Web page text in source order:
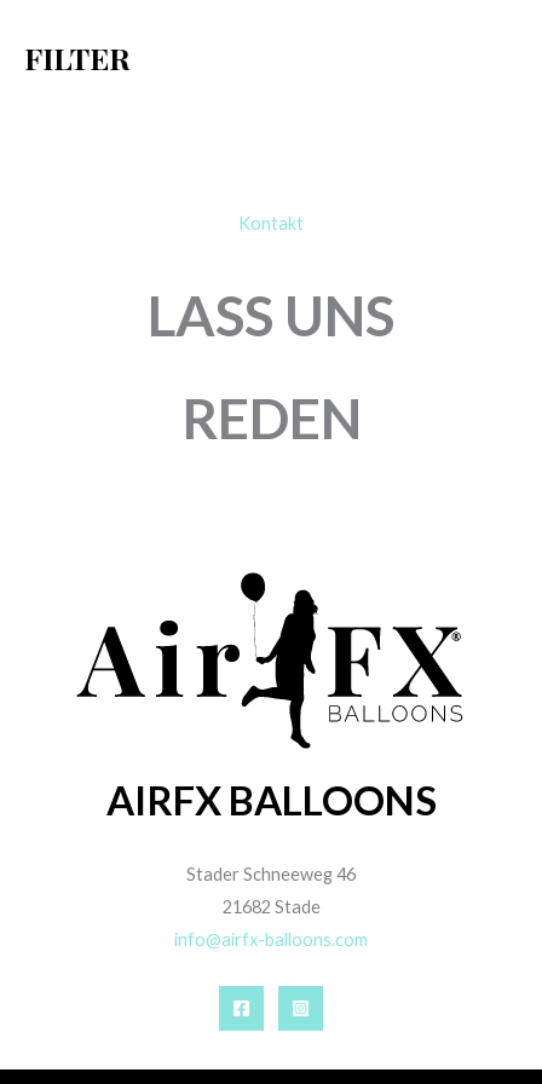
FILTER
Kontakt
LASS UNS
REDEN
AIRFX BALLOONS
Stader Schneeweg 46
21682 Stade
info@airfx-balloons.com